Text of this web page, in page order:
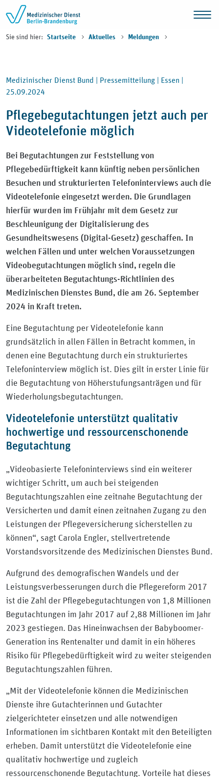
Zum Inhalt springen
Sie sind hier: Startseite Aktuelles Meldungen
Medizinischer Dienst Bund | Pressemitteilung | Essen |
25.09.2024
Pflegebegutachtungen jetzt auch per
Videotelefonie möglich
Bei Begutachtungen zur Feststellung von
Pflegebedürftigkeit kann künftig neben persönlichen
Besuchen und strukturierten Telefoninterviews auch die
Videotelefonie eingesetzt werden. Die Grundlagen
hierfür wurden im Frühjahr mit dem Gesetz zur
Beschleunigung der Digitalisierung des
Gesundheitswesens (Digital-Gesetz) geschaffen. In
welchen Fällen und unter welchen Voraussetzungen
Videobegutachtungen möglich sind, regeln die
überarbeiteten Begutachtungs-Richtlinien des
Medizinischen Dienstes Bund, die am 26. September
2024 in Kraft treten.
Eine Begutachtung per Videotelefonie kann
grundsätzlich in allen Fällen in Betracht kommen, in
denen eine Begutachtung durch ein strukturiertes
Telefoninterview möglich ist. Dies gilt in erster Linie für
die Begutachtung von Höherstufungsanträgen und für
Wiederholungsbegutachtungen.
Videotelefonie unterstützt qualitativ
hochwertige und ressourcenschonende
Begutachtung
„Videobasierte Telefoninterviews sind ein weiterer
wichtiger Schritt, um auch bei steigenden
Begutachtungszahlen eine zeitnahe Begutachtung der
Versicherten und damit einen zeitnahen Zugang zu den
Leistungen der Pflegeversicherung sicherstellen zu
können“, sagt Carola Engler, stellvertretende
Vorstandsvorsitzende des Medizinischen Dienstes Bund.
Aufgrund des demografischen Wandels und der
Leistungsverbesserungen durch die Pflegereform 2017
ist die Zahl der Pflegebegutachtungen von 1,8 Millionen
Begutachtungen im Jahr 2017 auf 2,88 Millionen im Jahr
2023 gestiegen. Das Hineinwachsen der Babyboomer-
Generation ins Rentenalter und damit in ein höheres
Risiko für Pflegebedürftigkeit wird zu weiter steigenden
Begutachtungszahlen führen.
„Mit der Videotelefonie können die Medizinischen
Dienste ihre Gutachterinnen und Gutachter
zielgerichteter einsetzen und alle notwendigen
Informationen im sichtbaren Kontakt mit den Beteiligten
erheben. Damit unterstützt die Videotelefonie eine
qualitativ hochwertige und zugleich
ressourcenschonende Begutachtung. Vorteile hat dieses